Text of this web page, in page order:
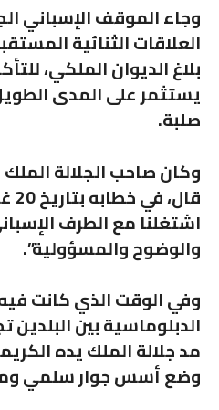
وجاء الموقف الإسباني
العلاقات الثنائية
بلاغ الديوان الملكي،
يستثمر على المدى
صلبة.
وكان صاحب الجلالة
اشتغلنا مع الطرف
والوضوح والمسؤولية”.
وفي الوقت الذي كانت
الدبلوماسية بين البلدين
مد جلالة الملك يده
وضع أسس جوار سلمي